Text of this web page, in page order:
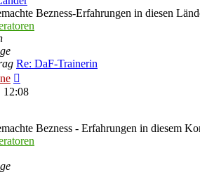
Bezness-Erfahrungen in diesen
Re: DaF-Trainerin
Beitrag
12:08
Bezness - Erfahrungen in diesem